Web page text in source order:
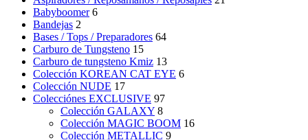
Babyboomer 6
Bandejas 2
Bases / Tops / Preparadores 64
Carburo de Tungsteno 15
Carburo de tungsteno Kmiz 13
Colección KOREAN CAT EYE 6
Colección NUDE 17
Colecciónes EXCLUSIVE 97
Colección GALAXY 8
Colección MAGIC BOOM 16
Colección METALLIC 9